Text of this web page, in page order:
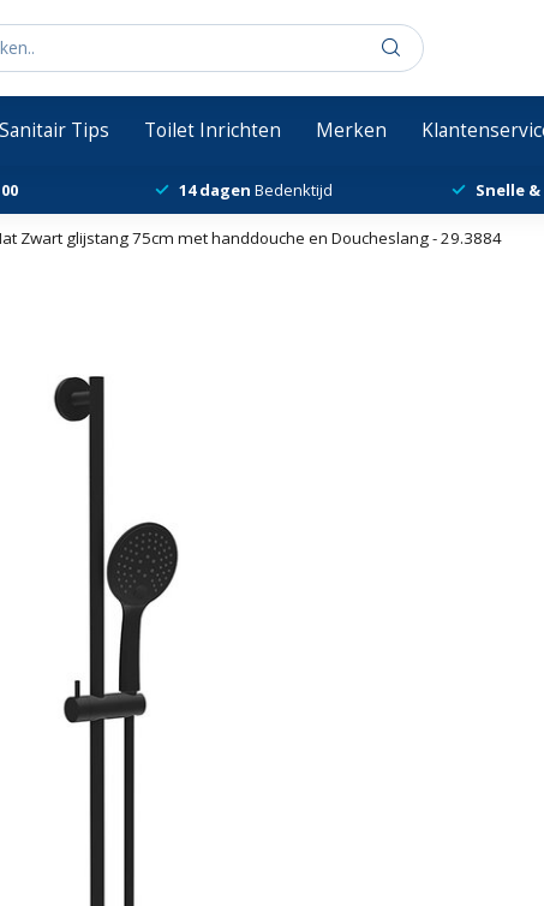
Sanitair Tips Toilet Inrichten Merken
14 dagen Bedenktijd Snelle
Zwart glijstang 75cm met handdouche en Doucheslang - 29.3884